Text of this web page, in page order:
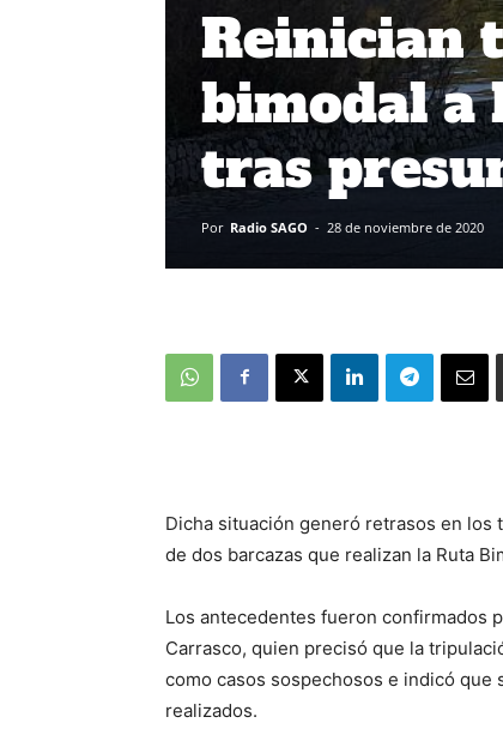
Reinician
bimodal a
tras
Por Radio SAGO - 28 de noviembre de 2020
Dicha situación generó retrasos en
de dos barcazas que realizan la Ruta
Los antecedentes fueron confirmados
Carrasco, quien precisó que la
como casos sospechosos e indicó que
realizados.